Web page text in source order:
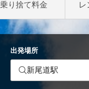
乗り捨て料金 レ
出発場所
新尾道駅